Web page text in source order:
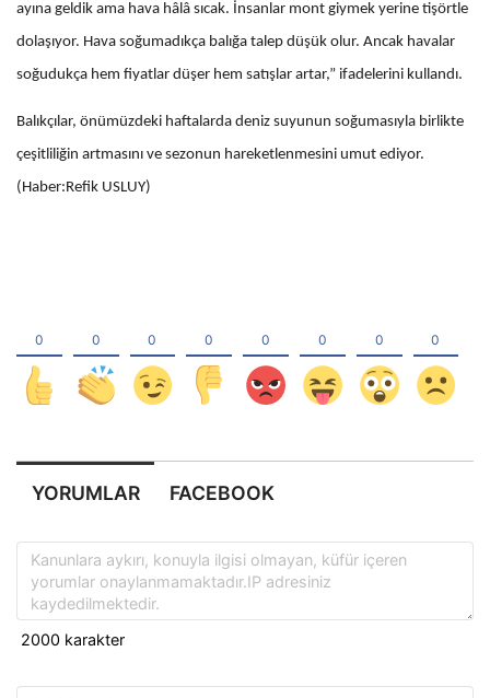
ayına geldik ama hava hâlâ sıcak. İnsanlar mont giymek yerine tişörtle
dolaşıyor. Hava soğumadıkça balığa talep düşük olur. Ancak havalar
soğudukça hem fiyatlar düşer hem satışlar artar,” ifadelerini kullandı.
Balıkçılar, önümüzdeki haftalarda deniz suyunun soğumasıyla birlikte
çeşitliliğin artmasını ve sezonun hareketlenmesini umut ediyor.
(Haber:Refik USLUY)
YORUMLAR FACEBOOK